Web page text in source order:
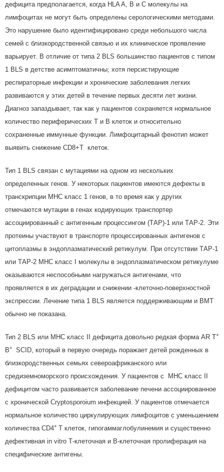
дефицита предполагается, когда HLA A, B и C молекулы на
лимфоцитах не могут быть определены серологическими методами.
Это нарушение было идентифицировано среди небольшого числа
семей с близкородственной связью и их клиническое проявление
варьирует. В отличие от типа 2 BLS большинство пациентов с типом
1 BLS в детстве асимптоматичны; хотя персистирующие
респираторные инфекции и хронические заболевания легких
развиваются у этих детей в течение первых десяти лет жизни.
Диагноз запаздывает, так как у пациентов сохраняется нормальное
количество периферических T и В клеток и относительно
сохраненные иммунные функции. Лимфоцитарный фенотип может
выявить снижение CD8+T клеток.
Тип 1 BLS связан с мутациями на одном из нескольких
определенных генов. У некоторых пациентов имеются дефекты в
транскрипции MHC класс 1 генов, в то время как у других
отмечаются мутации в генах кодирующих транспортер
ассоциированный с антигенным процессингом (ТАР)-1 или ТАР-2. Эти
протеины участвуют в транспорте процессированных антигенов с
цитоплазмы в эндоплазматический ретикулум. При отсутствии ТАР-1
или ТАР-2 МНС класс I молекулы в эндоплазматическом ретикулуме
оказываются неспособными нагружаться антигенами, что
проявляется в их деградации и снижении -клеточно-поверхностной
экспрессии. Лечение типа 1 BLS является поддерживающим и ВМТ
обычно не показана.
Тип 2 BLS или МНС класс II дефицита довольно редкая форма AR T+
B+
SCID, который в первую очередь поражает детей рожденных в
близкородственных семьях североафриканского или
средиземноморского происхождения. У пациентов с MHC класс II
дефицитом часто развивается заболевание печени ассоциированное
с хронической Cryptosporoium инфекцией. У пациентов отмечается
нормальное количество циркулирующих лимфоцитов с уменьшением
количества CD4+ T клеток, гипогаммаглобулинемия и существенно
дефективная in vitro Т-клеточная и В-клеточная пролиферация на
специфические антигены.